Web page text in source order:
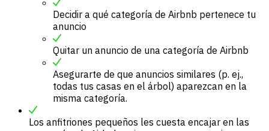
Decidir a qué categoría de Airbnb pertenece tu
anuncio
Quitar un anuncio de una categoría de Airbnb
Asegurarte de que anuncios similares (p. ej.,
todas tus casas en el árbol) aparezcan en la
misma categoría.
Los anfitriones pequeños les cuesta encajar en las